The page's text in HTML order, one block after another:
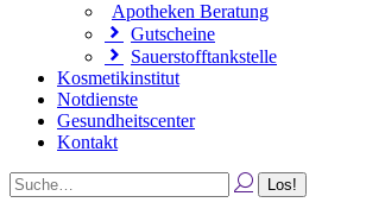
Apotheken Beratung
Gutscheine
Sauerstofftankstelle
Kosmetikinstitut
Notdienste
Gesundheitscenter
Kontakt